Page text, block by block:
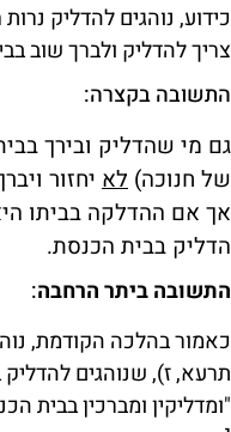
כידוע, נוהגים להדליק
צריך להדליק ולברך שוב
התשובה בקצרה:
גם מי שהדליק ובירך
של חנוכה) לא יחזור
אך אם ההדלקה בביתו
הדליק בבית הכנסת.
התשובה ביתר הרחבה:
כאמור בהלכה הקודמת,
תרעא, ז), שנוהגים
"ומדליקין ומברכין בבית